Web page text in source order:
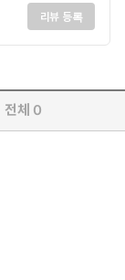
리뷰 등록
전체 0